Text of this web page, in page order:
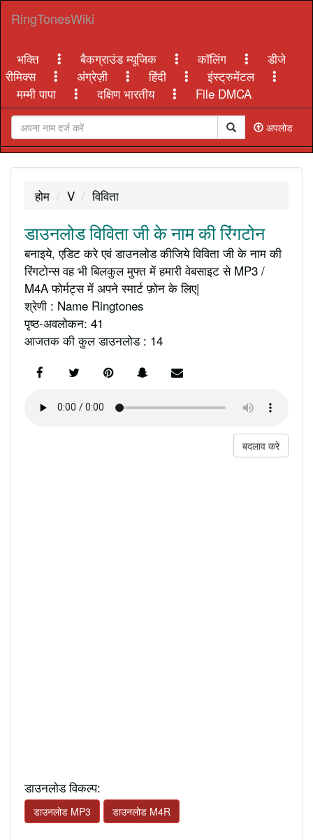
RingTonesWiki
भक्ति बैकग्राउंड म्यूजिक कॉलिंग
डीजे
रीमिक्स
अंग्रेज़ी हिंदी
इंस्ट्रुमेंटल
मम्मी पापा
दक्षिण भारतीय File DMCA
अपलोड
होम V विविता
डाउनलोड विविता जी के नाम की रिंगटोन
बनाइये, एडिट करे एवं डाउनलोड कीजिये विविता जी के नाम की
रिंगटोन्स वह भी बिलकुल मुफ्त में हमारी वेबसाइट से MP3 /
M4A फोर्मट्स में अपने स्मार्ट फ़ोन के लिए|
श्रेणी : Name Ringtones
पृष्ठ-अवलोकन: 41
आजतक की कुल डाउनलोड : 14
बदलाव करे
डाउनलोड विकल्प:
डाउनलोड MP3 डाउनलोड M4R